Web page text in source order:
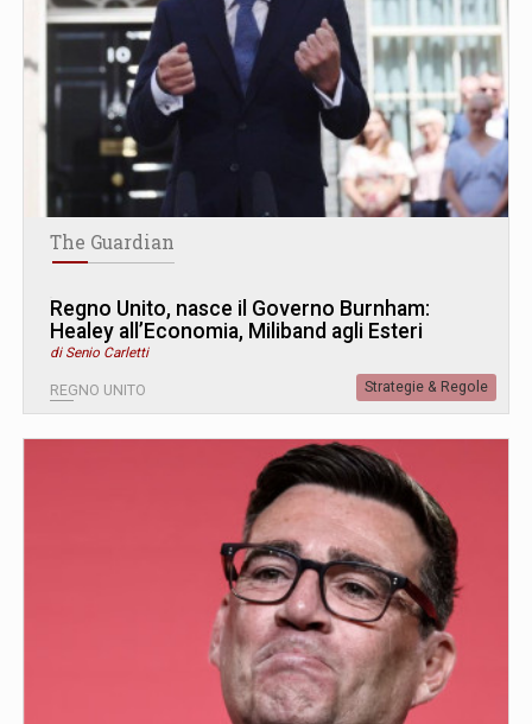
The Guardian
Regno Unito, nasce il Governo Burnham:
Healey all’Economia, Miliband agli Esteri
di Senio Carletti
REGNO UNITO Strategie & Regole